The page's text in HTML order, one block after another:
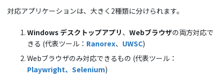
対応アプリケーションは、大きく2種類に分けられます。
Windows デスクトップアプリ 、 Webブラウザの両方対応で
きる (代表ツール： Ranorex、 UWSC)
Webブラウザのみ対応できるもの (代表ツール：
Playwright、Selenium)